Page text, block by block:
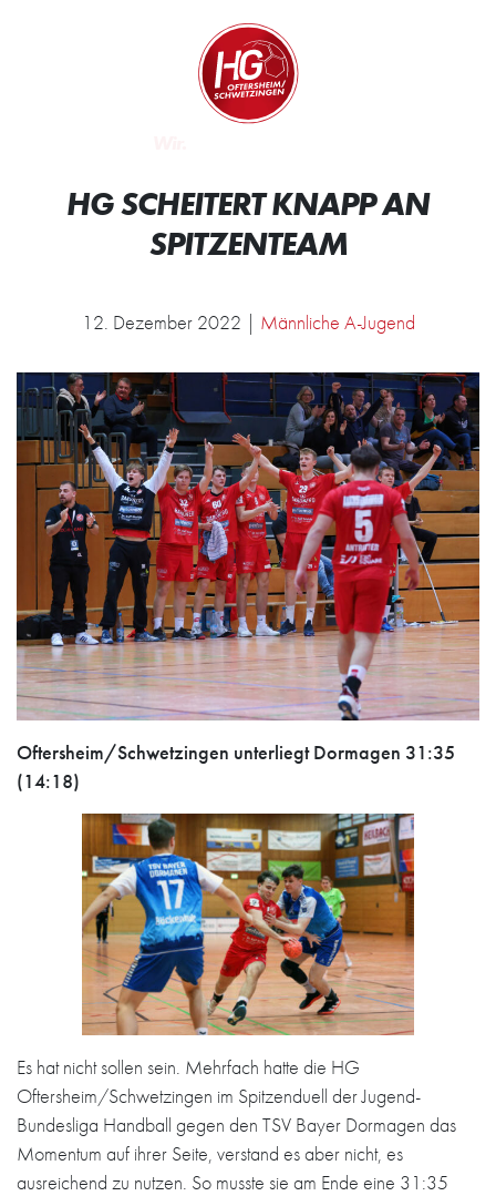
Zur Startseite
HG SCHEITERT KNAPP AN
SPITZENTEAM
12. Dezember 2022 | Männliche A-Jugend
Oftersheim/Schwetzingen unterliegt Dormagen 31:35
(14:18)
Es hat nicht sollen sein. Mehrfach hatte die HG
Oftersheim/Schwetzingen im Spitzenduell der Jugend-
Bundesliga Handball gegen den TSV Bayer Dormagen das
Momentum auf ihrer Seite, verstand es aber nicht, es
ausreichend zu nutzen. So musste sie am Ende eine 31:35